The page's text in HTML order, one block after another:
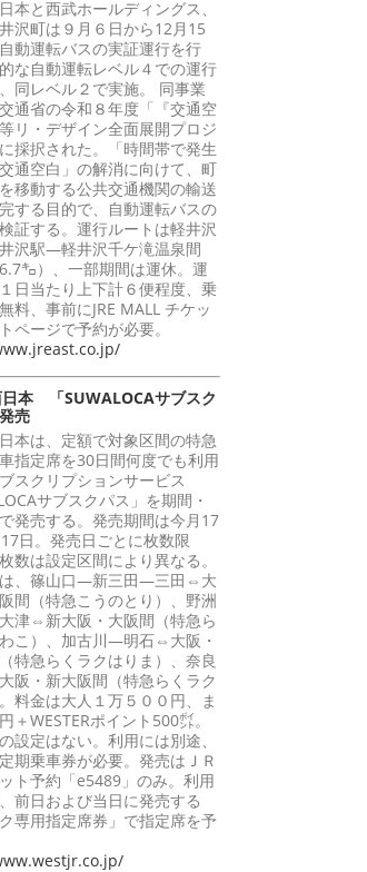
本と西武ホールディングス、
沢町は９月６日から12月15
動運転バスの実証運行を行
な自動運転レベル４での運行
同レベル２で実施。 同事業
通省の令和８年度「『交通空
リ・デザイン全面展開プロジ
採択された。「時間帯で発生
通空白」の解消に向けて、町
移動する公共交通機関の輸送
する目的で、自動運転バスの
証する。運行ルートは軽井沢
沢駅―軽井沢千ケ滝温泉間
6.7㌔）、一部期間は運休。運
日当たり上下計６便程度、乗
料、事前にJRE MALL チケッ
ページで予約が必要。
本 「SUWALOCAサブスク
売
本は、定額で対象区間の特急
指定席を30日間何度でも利用
スクリプションサービス
サブスクパス」を期間・
発売する。発売期間は今月17
日。発売日ごとに枚数限
数は設定区間により異なる。
、篠山口―新三田―三田⇔大
間（特急こうのとり）、野洲
津⇔新大阪・大阪間（特急ら
こ）、加古川―明石⇔大阪・
特急らくラクはりま）、奈良
・新大阪間（特急らくラク
料金は大人１万５００円、ま
＋WESTERポイント500㌽。
設定はない。利用には別途、
期乗車券が必要。発売はＪＲ
ト予約「e5489」のみ。利用
前日および当日に発売する
ク専用指定席券」で指定席を予